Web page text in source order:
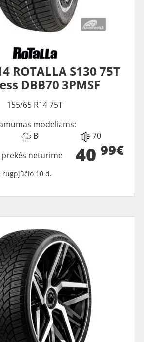
ROTALLA S130 75T
DBB70 3PMSF
155/65 R14 75T
modeliams:
B 70
40 99€
neturime
rugpjūčio 10 d.